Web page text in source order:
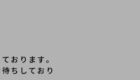
おります。
ちしており